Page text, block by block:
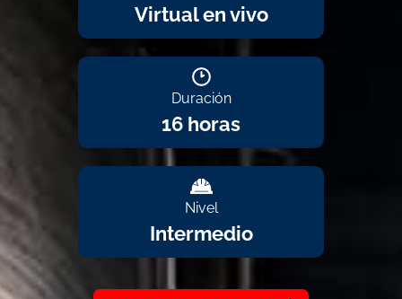
Virtual en vivo
Duración
16 horas
Nivel
Intermedio